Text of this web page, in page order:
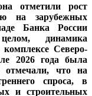
отметили рост
на зарубежных
Банка России
динамика
Северо-
2026 года была
отмечали, что на
спроса, в
и строительных